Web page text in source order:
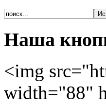
Наша
<img
width="88"